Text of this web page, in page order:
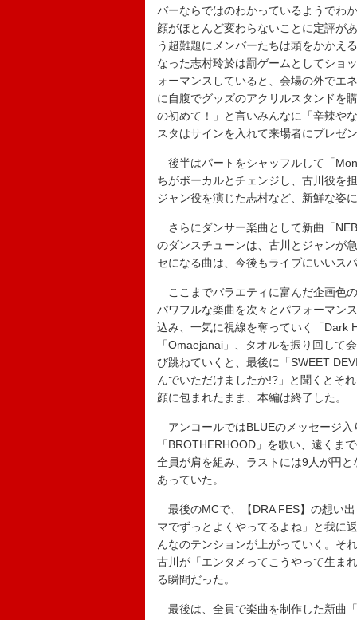
バーならではのわかっているようでわ
顔がほとんど変わらないことに定評が
う超難題にメンバーたちは頭をかかえ
なった志村玲於は罰ゲームとしてショ
ォーマンスしていると、会場の外でエ
に自腹でグッズのアクリルスタンドを
の初めて！」と言いみんなに「辛辣や
スタはサインを入れて来場者にプレゼ
後半はパートをシャッフルして「
ちがボーカルとチェンジし、古川役を
ジャン役を演じた志村など、新鮮な姿
さらにダンサー楽曲として新曲「
のダンスチューンは、古川とジャンが
セになる曲は、今後もライブにいいス
ここまでバラエティに富んだ企画色
パワフルな楽曲を次々とパフォーマン
込み、一気に視線を奪っていく「Dark
「Omaejanai」、タオルを振り回して
び跳ねていくと、最後に「SWEET
んでいただけましたか!?」と聞くとそ
顔に包まれたまま、本編は終了した。
アンコールではBLUEのメッセージ
「BROTHERHOOD」を歌い、遠くま
全員が肩を組み、ラストには9人が円
あっていた。
最後のMCで、【DRA FES】の想い
マでずっとよくやってるよね」と我に
んなのテンションが上がっていく。そ
古川が「エンタメってこうやって生ま
る瞬間だった。
最後は、全員で楽曲を制作した新曲